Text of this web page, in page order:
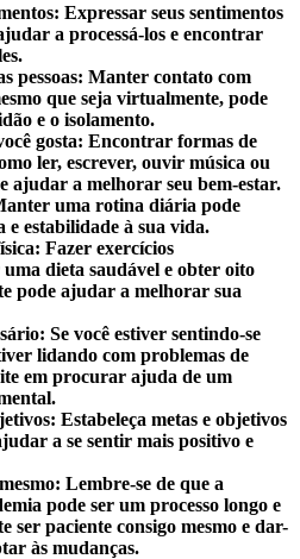
Expressar seus sentimentos
a processá-los e encontrar
pessoas: Manter contato com
que seja virtualmente, pode
e o isolamento.
gosta: Encontrar formas de
ler, escrever, ouvir música ou
ajudar a melhorar seu bem-estar.
uma rotina diária pode
estabilidade à sua vida.
Fazer exercícios
dieta saudável e obter oito
pode ajudar a melhorar sua
Se você estiver sentindo-se
lidando com problemas de
em procurar ajuda de um
Estabeleça metas e objetivos
a se sentir mais positivo e
Lembre-se de que a
pode ser um processo longo e
ser paciente consigo mesmo e dar-
às mudanças.